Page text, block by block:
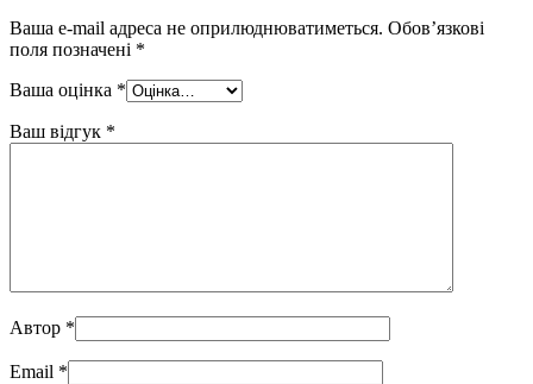
Ваша e-mail адреса не оприлюднюватиметься. Обов’язкові
поля позначені *
Ваша оцінка *
Ваш відгук *
Автор *
Email *